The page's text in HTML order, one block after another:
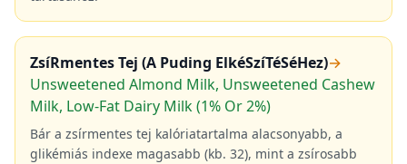
ZsíRmentes Tej (A Puding ElkéSzíTéSéHez)→
Unsweetened Almond Milk, Unsweetened Cashew
Milk, Low-Fat Dairy Milk (1% Or 2%)
Bár a zsírmentes tej kalóriatartalma alacsonyabb, a
glikémiás indexe magasabb (kb. 32), mint a zsírosabb